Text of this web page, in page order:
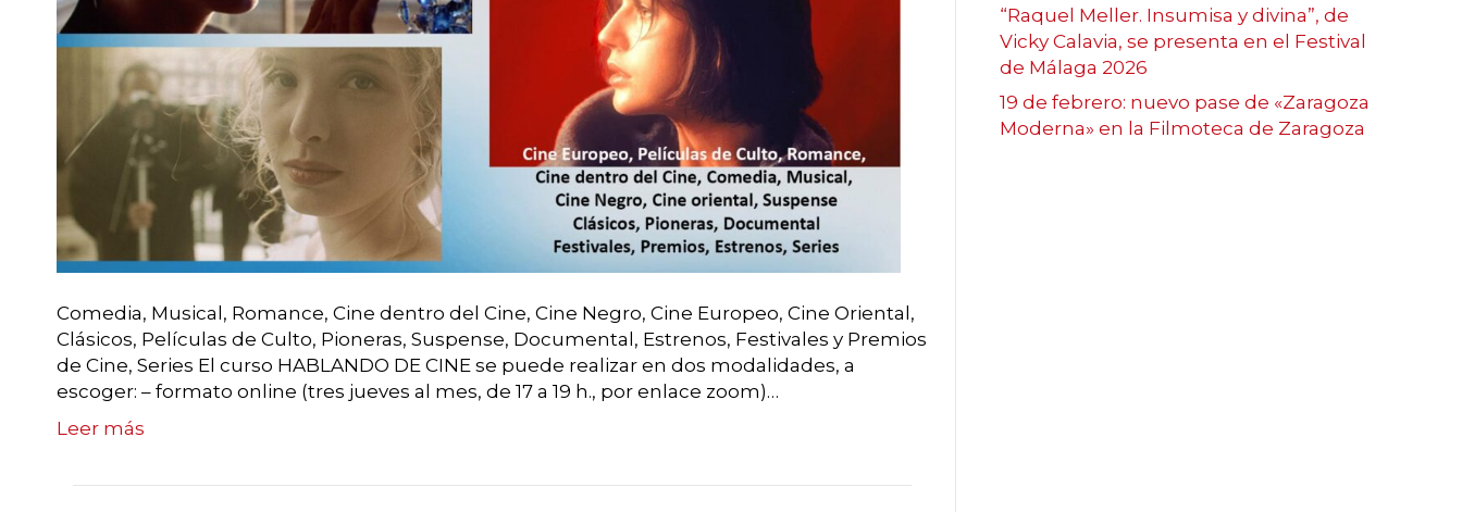
Comedia, Musical, Romance, Cine dentro del Cine, Cine Negro, Cine Europeo, Cine Oriental,
Clásicos, Películas de Culto, Pioneras, Suspense, Documental, Estrenos, Festivales y Premios
de Cine, Series El curso HABLANDO DE CINE se puede realizar en dos modalidades, a
escoger: – formato online (tres jueves al mes, de 17 a 19 h., por enlace zoom)…
Leer más
“Raquel Meller. Insumisa y divina”, de
Vicky Calavia, se presenta en el Festival
de Málaga 2026
19 de febrero: nuevo pase de «Zaragoza
Moderna» en la Filmoteca de Zaragoza